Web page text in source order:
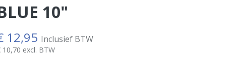
10"
12,95 Inclusief BTW
10,70 excl. BTW